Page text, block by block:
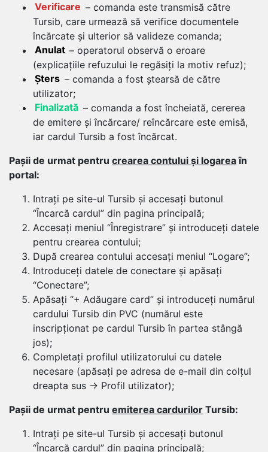
Verificare – comanda este transmisă către
Tursib, care urmează să verifice documentele
încărcate și ulterior să valideze comanda;
Anulat – operatorul observă o eroare
(explicațiile refuzului le regăsiți la motiv refuz);
Șters – comanda a fost ștearsă de către
utilizator;
Finalizată – comanda a fost încheiată, cererea
de emitere și încărcare/ reîncărcare este emisă,
iar cardul Tursib a fost încărcat.
Pașii de urmat pentru crearea contului și logareaîn
portal:
Intrați pe site-ul Tursib și accesați butonul
“Încarcă cardul” din pagina principală;
Accesați meniul “Înregistrare” și introduceți datele
pentru crearea contului;
După crearea contului accesați meniul “Logare”;
Introduceți datele de conectare și apăsați
“Conectare”;
Apăsați “+ Adăugare card” și introduceți numărul
cardului Tursib din PVC (numărul este
inscripționat pe cardul Tursib în partea stângă
jos);
Completați profilul utilizatorului cu datele
necesare (apăsați pe adresa de e-mail din colțul
dreapta sus → Profil utilizator);
Pașii de urmat pentru emiterea cardurilor Tursib:
Intrați pe site-ul Tursib și accesați butonul
“Încarcă cardul” din pagina principală;